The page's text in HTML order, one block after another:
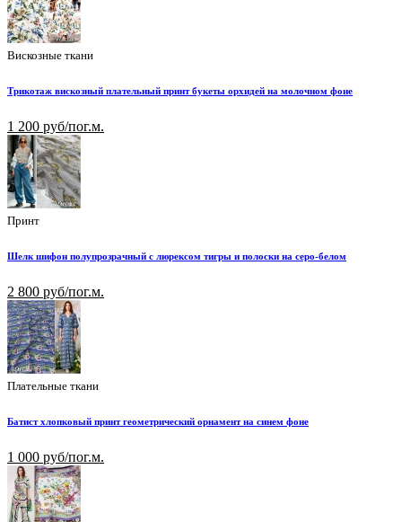
Вискозные ткани
Трикотаж вискозный плательный принт букеты орхидей на молочном фоне
1 200 руб/пог.м.
Принт
Шелк шифон полупрозрачный с люрексом тигры и полоски на серо-белом
2 800 руб/пог.м.
Плательные ткани
Батист хлопковый принт геометрический орнамент на синем фоне
1 000 руб/пог.м.